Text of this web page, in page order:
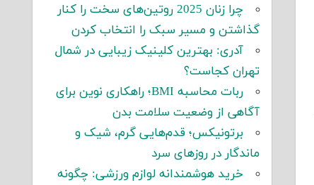
چرا زنان 2025 روتین‌های سخت را کنار
گذاشتن و مسیر سبک را انتخاب کردن
آدری: بهترین کلینیک زیبایی در شمال
تهران کجاست؟
ربات محاسبه BMI؛ راهکاری نوین برای
آگاهی از وضعیت سلامت بدن
برتونیکس؛ قدم‌هایی گرم، شیک و
ماندگار در روزهای سرد
خرید هوشمندانه لوازم ورزشی: چگونه